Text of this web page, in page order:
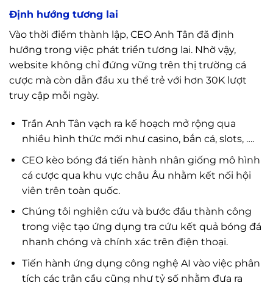
Định hướng tương lai
Vào thời điểm thành lập, CEO Anh Tân đã định
hướng trong việc phát triển tương lai. Nhờ vậy,
website không chỉ đứng vững trên thị trường cá
cược mà còn dẫn đầu xu thể trẻ với hơn 30K lượt
truy cập mỗi ngày.
Trần Anh Tân vạch ra kế hoạch mở rộng qua
nhiều hình thức mới như casino, bắn cá, slots, ….
CEO kèo bóng đá tiến hành nhân giống mô hình
cá cược qua khu vực châu Âu nhằm kết nối hội
viên trên toàn quốc.
Chúng tôi nghiên cứu và bước đầu thành công
trong việc tạo ứng dụng tra cứu kết quả bóng đá
nhanh chóng và chính xác trên điện thoại.
Tiến hành ứng dụng công nghệ AI vào việc phân
tích các trận cầu cũng như tỷ số nhằm đưa ra